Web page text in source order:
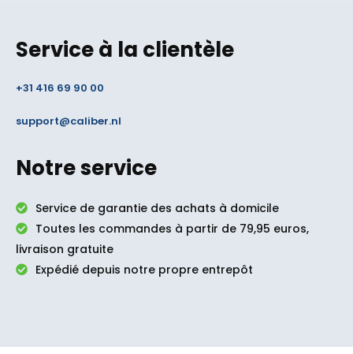
Service à la clientèle
+31 416 69 90 00
support@caliber.nl
Notre service
Service de garantie des achats à domicile
Toutes les commandes à partir de 79,95 euros,
livraison gratuite
Expédié depuis notre propre entrepôt